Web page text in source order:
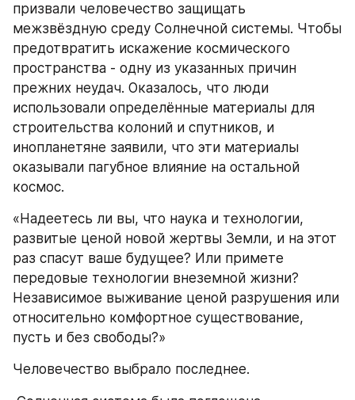
призвали человечество защищать
межзвёздную среду Солнечной системы. Чтобы
предотвратить искажение космического
пространства - одну из указанных причин
прежних неудач. Оказалось, что люди
использовали определённые материалы для
строительства колоний и спутников, и
инопланетяне заявили, что эти материалы
оказывали пагубное влияние на остальной
космос.
«Надеетесь ли вы, что наука и технологии,
развитые ценой новой жертвы Земли, и на этот
раз спасут ваше будущее? Или примете
передовые технологии внеземной жизни?
Независимое выживание ценой разрушения или
относительно комфортное существование,
пусть и без свободы?»
Человечество выбрало последнее.